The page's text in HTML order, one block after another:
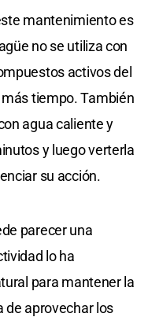
mantenimiento es
no se utiliza con
activos del
tiempo. También
agua caliente y
y luego verterla
su acción.
parecer una
lo ha
para mantener la
de aprovechar los